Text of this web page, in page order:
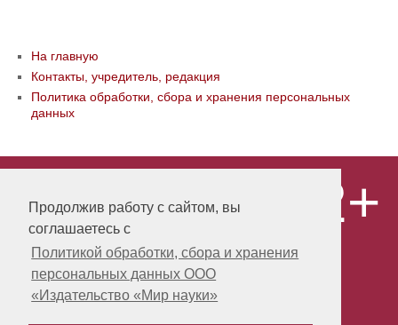
Продолжив работу с сайтом, вы
соглашаетесь с
Политикой обработки, сбора и хранения
персональных данных ООО
«Издательство «Мир науки»
На главную
Контакты, учредитель, редакция
Политика обработки, сбора и хранения персональных
данных
«Publishing company «World of science»,
LLC Материалы, размещенные на сайте,
охраняются Законом о защите авторских
прав. Публикация любых материалов
этого сайта запрещена без
предварительного согласования с
издательством. Авторские права на
12+